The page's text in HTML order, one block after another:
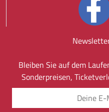
Bleiben Sie auf dem
Sonderpreisen,